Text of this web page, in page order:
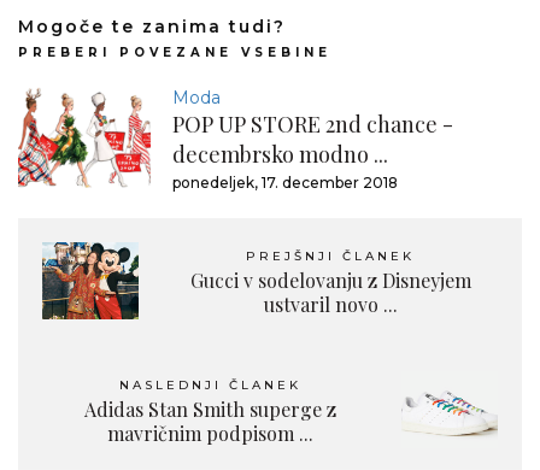
Mogoče te zanima tudi?
PREBERI POVEZANE VSEBINE
Moda
POP UP STORE 2nd chance -
decembrsko modno ...
ponedeljek, 17. december 2018
PREJŠNJI ČLANEK
Gucci v sodelovanju z Disneyjem
ustvaril novo ...
NASLEDNJI ČLANEK
Adidas Stan Smith superge z
mavričnim podpisom ...